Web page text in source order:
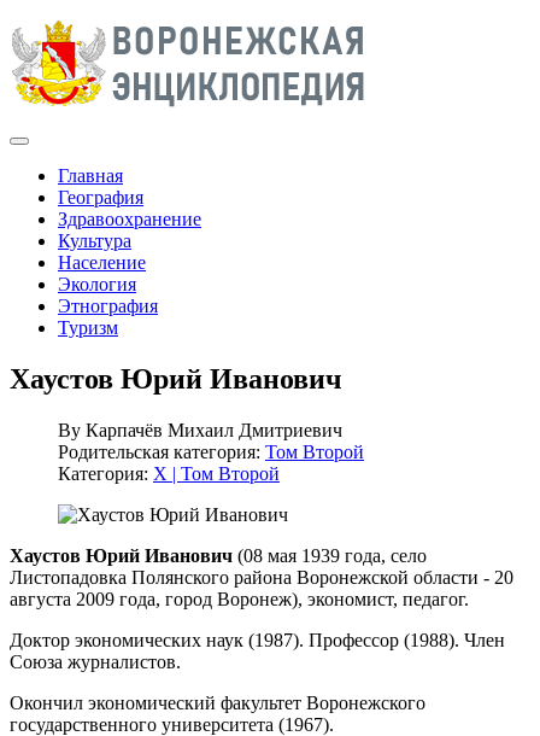
Главная
География
Здравоохранение
Культура
Население
Экология
Этнография
Туризм
Хаустов Юрий Иванович
By Карпачёв Михаил Дмитриевич
Родительская категория: Том Второй
Категория: Х | Том Второй
Хаустов Юрий Иванович (08 мая 1939 года, село
Листопадовка Полянского района Воронежской области - 20
августа 2009 года, город Воронеж), экономист, педагог.
Доктор экономических наук (1987). Профессор (1988). Член
Союза журналистов.
Окончил экономический факультет Воронежского
государственного университета (1967).